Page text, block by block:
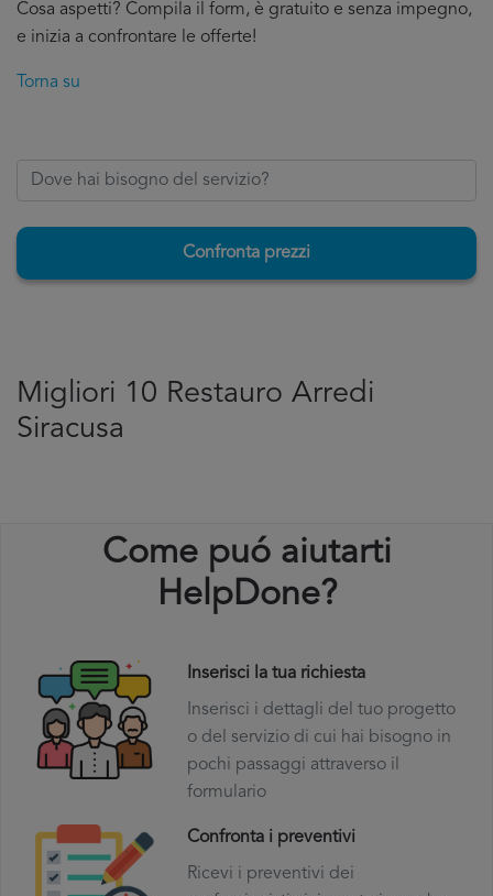
Cosa aspetti? Compila il form, è gratuito e senza impegno,
e inizia a confrontare le offerte!
Torna su
Confronta prezzi
Migliori 10 Restauro Arredi
Siracusa
Come puó aiutarti
HelpDone?
Inserisci la tua richiesta
Inserisci i dettagli del tuo progetto
o del servizio di cui hai bisogno in
pochi passaggi attraverso il
formulario
Confronta i preventivi
Ricevi i preventivi dei